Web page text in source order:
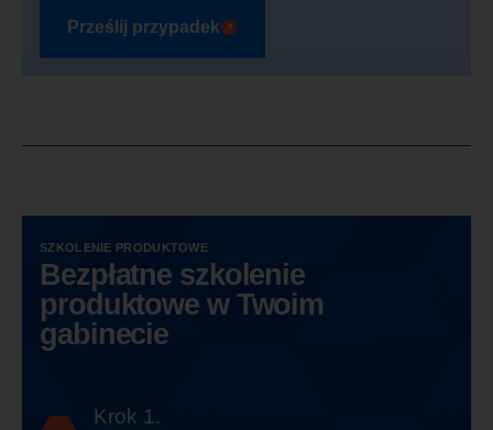
Prześlij przypadek
SZKOLENIE PRODUKTOWE
Bezpłatne szkolenie
produktowe w Twoim
gabinecie
Krok 1.